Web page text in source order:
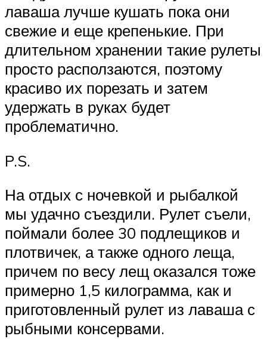
лаваша лучше кушать пока они
свежие и еще крепенькие. При
длительном хранении такие рулеты
просто расползаются, поэтому
красиво их порезать и затем
удержать в руках будет
проблематично.
P.S.
На отдых с ночевкой и рыбалкой
мы удачно съездили. Рулет съели,
поймали более 30 подлещиков и
плотвичек, а также одного леща,
причем по весу лещ оказался тоже
примерно 1,5 килограмма, как и
приготовленный рулет из лаваша с
рыбными консервами.